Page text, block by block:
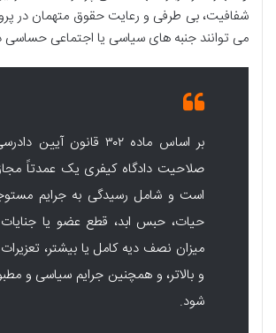
شفافیت، بی طرفی و رعایت حقوق متهمان در
می توانند جنبه های سیاسی یا اجتماعی حساسی
بر اساس ماده ۳۰۲ قانون آیین
صلاحیت دادگاه کیفری یک عمدتاً
است و شامل رسیدگی به جرایم
حیات، حبس ابد، قطع عضو یا
میزان نصف دیه کامل یا بیشتر،
و بالاتر، و همچنین جرایم سیاسی و
شود.